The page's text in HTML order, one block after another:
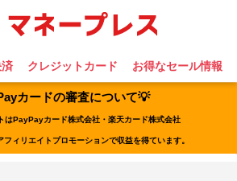
クレジットカード お得なセール情報
カードの審査について💡
はPayPayカード株式会社・楽天カード株式会社
フィリエイトプロモーションで収益を得ています。